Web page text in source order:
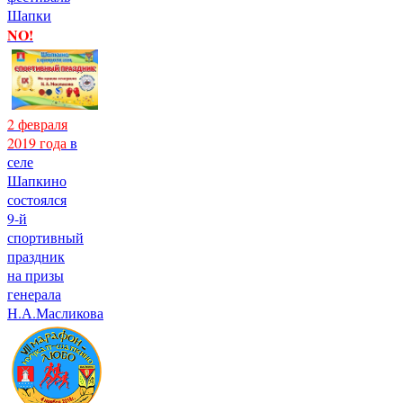
Шапки
NO!
2 февраля
2019 года в
селе
Шапкино
состоялся
9-й
спортивный
праздник
на призы
генерала
Н.А.Масликова